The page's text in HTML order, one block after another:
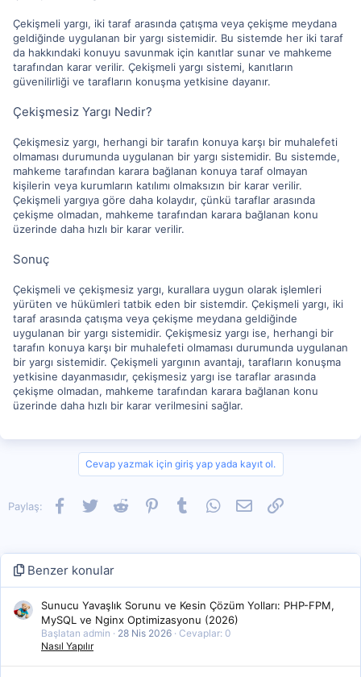
Çekişmeli yargı, iki taraf arasında çatışma veya çekişme meydana
geldiğinde uygulanan bir yargı sistemidir. Bu sistemde her iki taraf
da hakkındaki konuyu savunmak için kanıtlar sunar ve mahkeme
tarafından karar verilir. Çekişmeli yargı sistemi, kanıtların
güvenilirliği ve tarafların konuşma yetkisine dayanır.
Çekişmesiz Yargı Nedir?
Çekişmesiz yargı, herhangi bir tarafın konuya karşı bir muhalefeti
olmaması durumunda uygulanan bir yargı sistemidir. Bu sistemde,
mahkeme tarafından karara bağlanan konuya taraf olmayan
kişilerin veya kurumların katılımı olmaksızın bir karar verilir.
Çekişmeli yargıya göre daha kolaydır, çünkü taraflar arasında
çekişme olmadan, mahkeme tarafından karara bağlanan konu
üzerinde daha hızlı bir karar verilir.
Sonuç
Çekişmeli ve çekişmesiz yargı, kurallara uygun olarak işlemleri
yürüten ve hükümleri tatbik eden bir sistemdir. Çekişmeli yargı, iki
taraf arasında çatışma veya çekişme meydana geldiğinde
uygulanan bir yargı sistemidir. Çekişmesiz yargı ise, herhangi bir
tarafın konuya karşı bir muhalefeti olmaması durumunda uygulanan
bir yargı sistemidir. Çekişmeli yargının avantajı, tarafların konuşma
yetkisine dayanmasıdır, çekişmesiz yargı ise taraflar arasında
çekişme olmadan, mahkeme tarafından karara bağlanan konu
üzerinde daha hızlı bir karar verilmesini sağlar.
Cevap yazmak için giriş yap yada kayıt ol.
Paylaş: Facebook
TwitterReddit PinterestTumblrWhatsApp
E-postaLink
Benzer konular
Sunucu Yavaşlık Sorunu ve Kesin Çözüm Yolları: PHP-FPM,
MySQL ve Nginx Optimizasyonu (2026)
Başlatan admin 28 Nis 2026 Cevaplar: 0
Nasıl Yapılır